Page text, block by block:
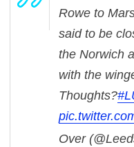
Rowe to
said to be
the Norwich
with the
Thoughts?
Over